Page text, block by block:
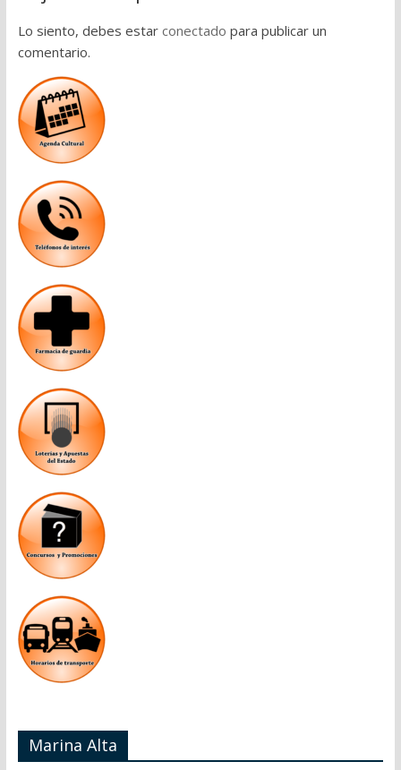
Lo siento, debes estar conectado para publicar un
comentario.
Marina Alta